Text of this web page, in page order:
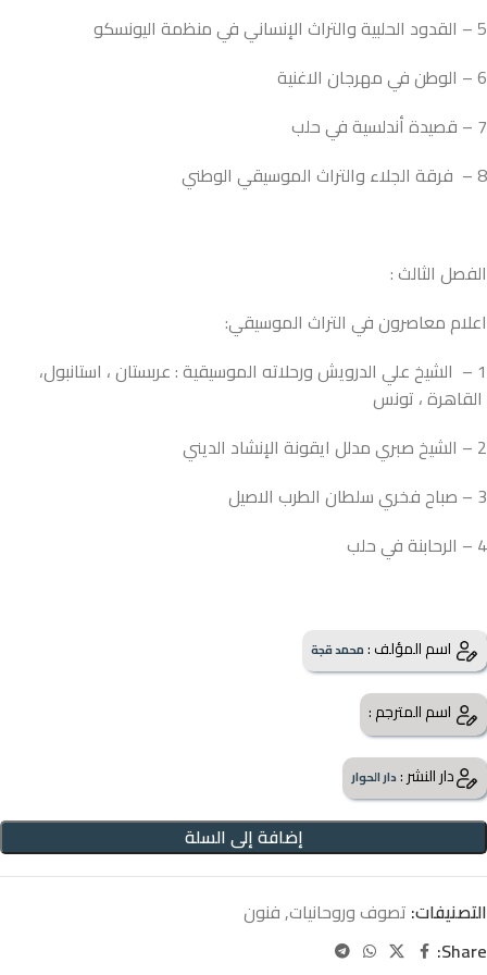
5 – القدود الحلبية والتراث الإنساني في منظمة اليونسكو
6 – الوطن في مهرجان الاغنية
7 – قصيدة أندلسية في حلب
8 – فرقة الجلاء والتراث الموسيقي الوطني
الفصل الثالث :
اعلام معاصرون في التراث الموسيقي:
1 – الشيخ علي الدرويش ورحلاته الموسيقية : عربستان ، استانبول،
القاهرة ، تونس
2 – الشيخ صبري مدلل ايقونة الإنشاد الديني
3 – صباح فخري سلطان الطرب الاصيل
4 – الرحابنة في حلب
اسم المؤلف :محمد قجة
اسم المترجم :
دار النشر :دار الحوار
إضافة إلى السلة
التصنيفات: تصوف وروحانيات,فنون
Share: